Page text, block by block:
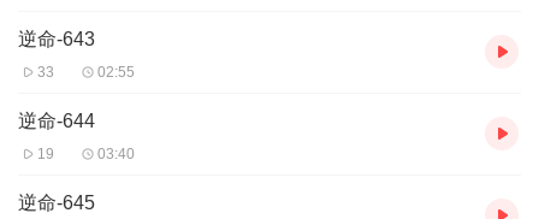
逆命-643
33 02:55
逆命-644
19 03:40
逆命-645